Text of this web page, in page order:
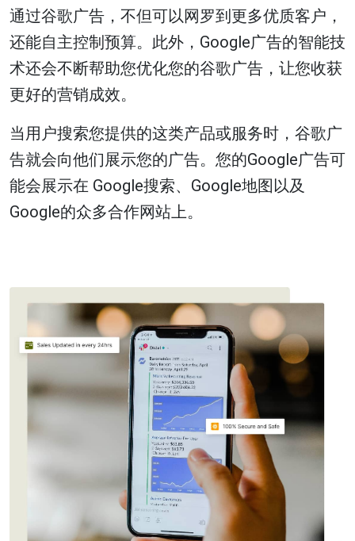
通过谷歌广告，不但可以网罗到更多优质客户，
还能自主控制预算。此外，Google广告的智能技
术还会不断帮助您优化您的谷歌广告，让您收获
更好的营销成效。
当用户搜索您提供的这类产品或服务时，谷歌广
告就会向他们展示您的广告。您的Google广告可
能会展示在 Google搜索、Google地图以及
Google的众多合作网站上。